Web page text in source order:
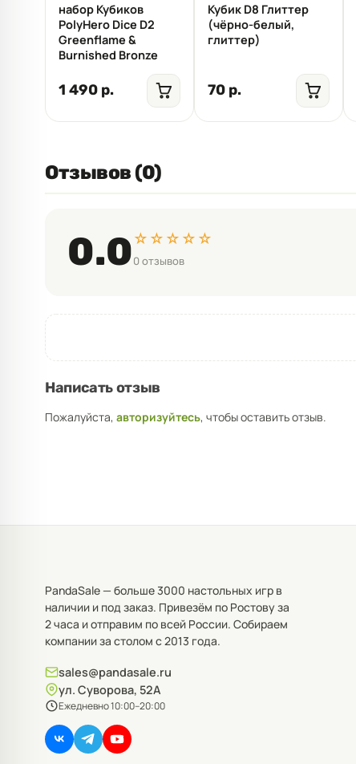
набор Кубиков
PolyHero Dice D2
Greenflame &
Burnished Bronze
1 490 р.
Кубик D8 Глиттер
(чёрно-белый,
глиттер)
70 р.
Отзывов (0)
0.0☆☆☆☆☆
0 отзывов
Написать отзыв
Пожалуйста, авторизуйтесь, чтобы оставить отзыв.
PandaSale — больше 3000 настольных игр в
наличии и под заказ. Привезём по Ростову за
2 часа и отправим по всей России. Собираем
компании за столом с 2013 года.
sales@pandasale.ru
ул. Суворова, 52А
Ежедневно 10:00–20:00